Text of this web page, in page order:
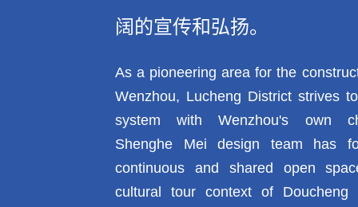
阔的宣传和弘扬。
As a pioneering area for the
Wenzhou, Lucheng District strives
system with Wenzhou's own
Shenghe Mei design team has
continuous and shared open
cultural tour context of